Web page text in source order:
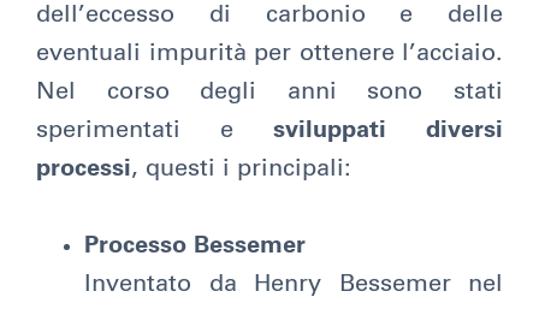
dell’eccesso di carbonio e delle
eventuali impurità per ottenere l’acciaio.
Nel corso degli anni sono stati
sperimentati e sviluppati diversi
processi, questi i principali:
Processo Bessemer
Inventato da Henry Bessemer nel